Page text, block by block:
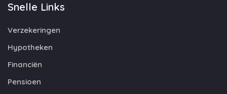
Snelle Links
Verzekeringen
Hypotheken
Financiën
Pensioen